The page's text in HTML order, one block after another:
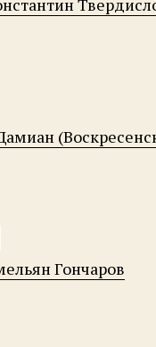
Гончаров